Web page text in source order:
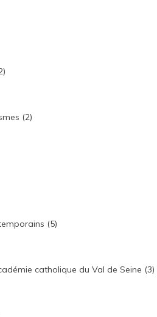
(2)
(5)
catholique du Val de Seine (3)